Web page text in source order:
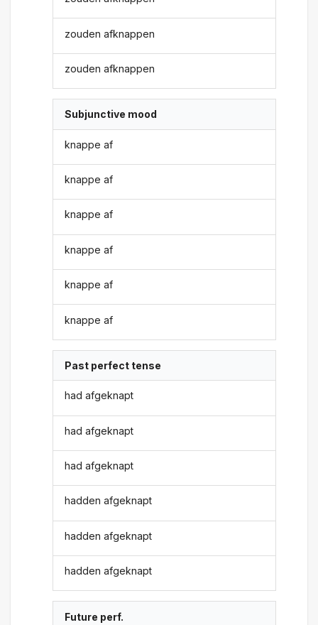
zouden afknappen
zouden afknappen
Subjunctive mood
knappe af
knappe af
knappe af
knappe af
knappe af
knappe af
Past perfect tense
had afgeknapt
had afgeknapt
had afgeknapt
hadden afgeknapt
hadden afgeknapt
hadden afgeknapt
Future perf.